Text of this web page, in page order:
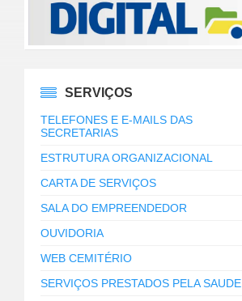
SERVIÇOS
TELEFONES E E-MAILS DAS
SECRETARIAS
ESTRUTURA ORGANIZACIONAL
CARTA DE SERVIÇOS
SALA DO EMPREENDEDOR
OUVIDORIA
WEB CEMITÉRIO
SERVIÇOS PRESTADOS PELA SAUDE